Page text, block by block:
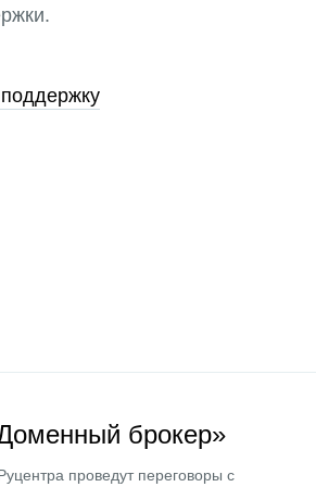
брокер»
проведут переговоры с